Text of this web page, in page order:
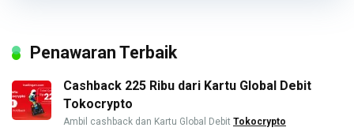
Penawaran Terbaik
Cashback 225 Ribu dari Kartu Global Debit
Tokocrypto
Ambil cashback dan Kartu Global Debit Tokocrypto